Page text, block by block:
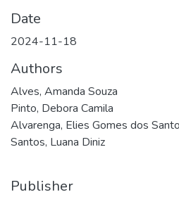
Date
2024-11-18
Authors
Alves, Amanda Souza
Pinto, Debora Camila
Alvarenga, Elies Gomes dos
Santos, Luana Diniz
Publisher